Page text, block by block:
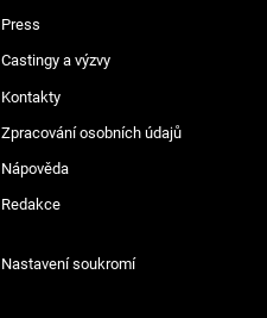
Press
Castingy a výzvy
Kontakty
Zpracování osobních údajů
Nápověda
Redakce
Nastavení soukromí